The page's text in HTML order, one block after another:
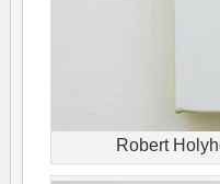
Robert